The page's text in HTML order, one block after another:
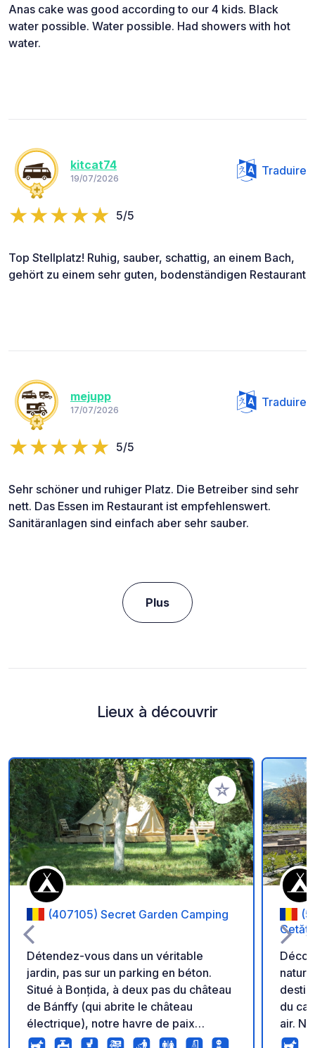
Anas cake was good according to our 4 kids. Black
water possible. Water possible. Had showers with hot
water.
kitcat74
19/07/2026
Traduire
5/5
Top Stellplatz! Ruhig, sauber, schattig, an einem Bach,
gehört zu einem sehr guten, bodenständigen Restaurant
mejupp
17/07/2026
Traduire
5/5
Sehr schöner und ruhiger Platz. Die Betreiber sind sehr
nett. Das Essen im Restaurant ist empfehlenswert.
Sanitäranlagen sind einfach aber sehr sauber.
Plus
Lieux à découvrir
Ajouter à vos
(407105) Secret Garden Camping
Détendez-vous dans un véritable
jardin, pas sur un parking en béton.
Situé à Bonțida, à deux pas du château
de Bánffy (qui abrite le château
électrique), notre havre de paix
verdoyant vous offre un ombrage
du
air. Notre camping offre d'excellentes